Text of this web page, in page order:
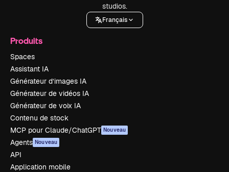
studios.
Français
Produits
Spaces
Assistant IA
Générateur d’images IA
Générateur de vidéos IA
Générateur de voix IA
Contenu de stock
MCP pour Claude/ChatGPT Nouveau
Agents Nouveau
API
Application mobile